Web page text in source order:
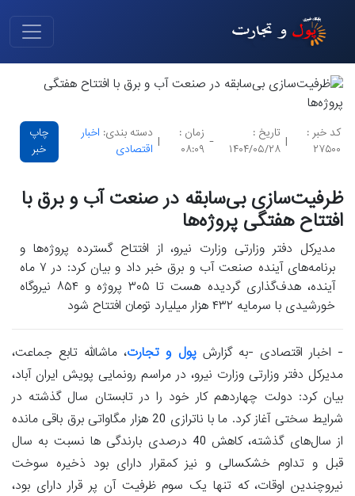
کد خبر :
۲۷۵۰۰
|
تاریخ :
۱۴۰۴/۰۵/۲۸
-
زمان :
۰۸:۰۹
|
دسته بندی: اخبار
اقتصادی
چاپ
خبر
ظرفیت‌سازی بی‌سابقه در صنعت آب و برق با
افتتاح هفتگی پروژه‌ها
مدیرکل دفتر وزارتی وزارت نیرو، از افتتاح گسترده پروژه‌ها و
برنامه‌های آینده صنعت آب و برق خبر داد و بیان کرد: در ۷ ماه
آینده، هدف‌گذاری گردیده هست تا ۳۰۵ پروژه و ۸۵۴ نیروگاه
خورشیدی با سرمایه ۴۳۲ هزار میلیارد تومان افتتاح شود
- اخبار اقتصادی -به گزارشپول و تجارت، ماشالله تابع جماعت،
مدیرکل دفتر وزارتی وزارت نیرو، در مراسم رونمایی پویش ایران آباد،
بیان کرد: دولت چهاردهم کار خود را در تابستان سال گذشته در
شرایط سختی آغاز کرد. ما با ناترازی 20 هزار مگاواتی برق باقی مانده
از سال‌های گذشته، کاهش 40 درصدی بارندگی ها نسبت به سال
قبل و تداوم خشکسالی و نیز کمقرار دارای بود ذخیره سوخت
نیروچندین اوقات، که تنها یک سوم ظرفیت آن پر قرار دارای بود،